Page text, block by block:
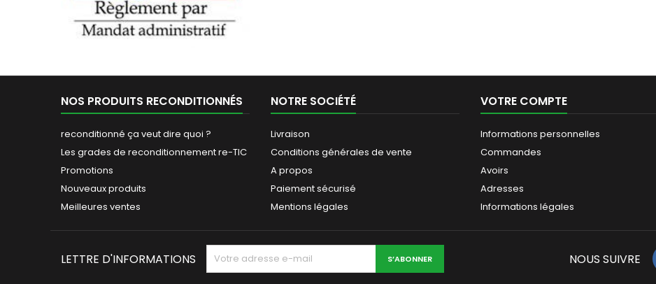
NOS PRODUITS RECONDITIONNÉS
reconditionné ça veut dire quoi ?
Les grades de reconditionnement re-TIC
Promotions
Nouveaux produits
Meilleures ventes
NOTRE SOCIÉTÉ
Livraison
Conditions générales de vente
A propos
Paiement sécurisé
Mentions légales
VOTRE COMPTE
Informations personnelles
Commandes
Avoirs
Adresses
Informations légales
LETTRE D'INFORMATIONS NOUS SUIVRE